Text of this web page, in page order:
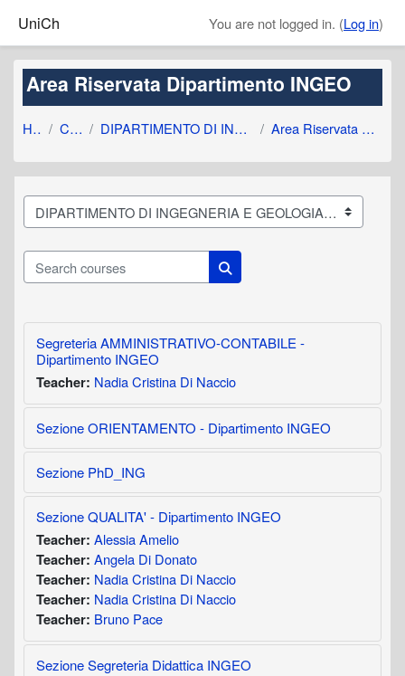
UniCh You are not logged in. (Log in)
Area Riservata Dipartimento INGEO
Home Courses DIPARTIMENTO DI INGEGNERIA E GEOLOGIA Area Riservata Dipartimento INGEO
Course categories
Search courses
Search courses
Segreteria AMMINISTRATIVO-CONTABILE -
Dipartimento INGEO
Teacher: Nadia Cristina Di Naccio
Sezione ORIENTAMENTO - Dipartimento INGEO
Sezione PhD_ING
Sezione QUALITA' - Dipartimento INGEO
Teacher: Alessia Amelio
Teacher: Angela Di Donato
Teacher: Nadia Cristina Di Naccio
Teacher: Nadia Cristina Di Naccio
Teacher: Bruno Pace
Sezione Segreteria Didattica INGEO